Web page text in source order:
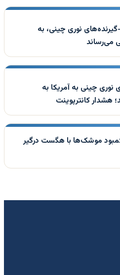
نوری چینی، به
می‌رساند
نوری چینی به آمریکا به
هشدار کانترپوینت
موشک‌ها با هگست درگیر